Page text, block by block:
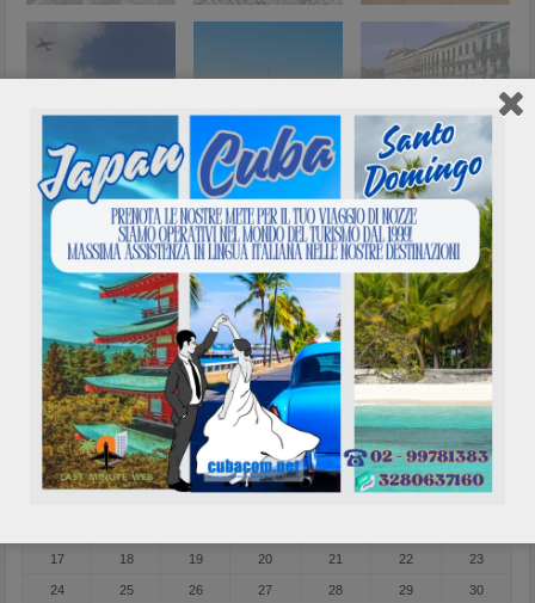
Network
Calendario eventi
Agosto 2026
L M M V S D
1 2
5 6 7 8 9
17 18 19 20 21 22 23
24 25 26 27 28 29 30